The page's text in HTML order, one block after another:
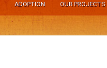
ADOPTION OUR PROJECTS